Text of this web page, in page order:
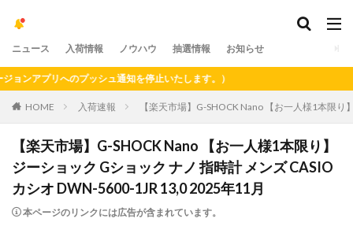
ニュース 入荷情報 ノウハウ 抽選情報 お知らせ
プリへのプッシュ通知を停止いたします。）
HOME 入荷速報 【楽天市場】G-SHOCK Nano 【お一人様1本限
【楽天市場】G-SHOCK Nano 【お一人様1本限り】
ジーショック Gショック ナノ 指時計 メンズ CASIO
カシオ DWN-5600-1JR 13,0 2025年11月
本ページのリンクには広告が含まれています。